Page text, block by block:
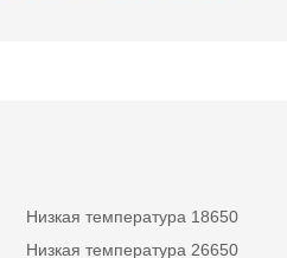
Низкая температура 18650
Низкая температура 26650